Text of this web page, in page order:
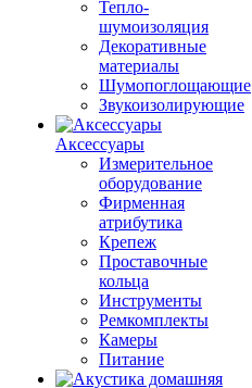
Тепло-
шумоизоляция
Декоративные
материалы
Шумопоглощающие
Звукоизолирующие
Аксессуары
Измерительное
оборудование
Фирменная
атрибутика
Крепеж
Проставочные
кольца
Инструменты
Ремкомплекты
Камеры
Питание